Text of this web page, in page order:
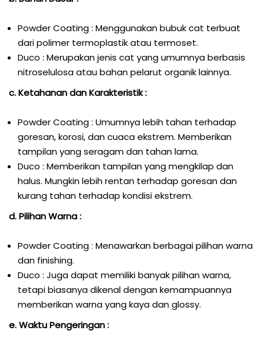
Powder Coating : Menggunakan bubuk cat terbuat
dari polimer termoplastik atau termoset.
Duco : Merupakan jenis cat yang umumnya berbasis
nitroselulosa atau bahan pelarut organik lainnya.
c. Ketahanan dan Karakteristik :
Powder Coating : Umumnya lebih tahan terhadap
goresan, korosi, dan cuaca ekstrem. Memberikan
tampilan yang seragam dan tahan lama.
Duco : Memberikan tampilan yang mengkilap dan
halus. Mungkin lebih rentan terhadap goresan dan
kurang tahan terhadap kondisi ekstrem.
d. Pilihan Warna :
Powder Coating : Menawarkan berbagai pilihan warna
dan finishing.
Duco : Juga dapat memiliki banyak pilihan warna,
tetapi biasanya dikenal dengan kemampuannya
memberikan warna yang kaya dan glossy.
e. Waktu Pengeringan :